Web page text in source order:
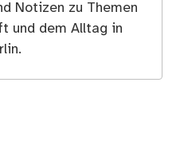
Notizen zu Themen
und dem Alltag in